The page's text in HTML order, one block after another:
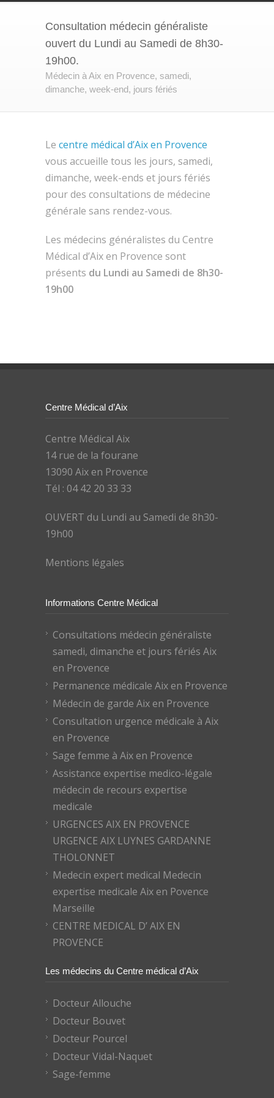
Consultation médecin généraliste
ouvert du Lundi au Samedi de 8h30-
19h00.
Médecin à Aix en Provence, samedi,
dimanche, week-end, jours fériés
Le centre médical d’Aix en Provence
vous accueille tous les jours, samedi,
dimanche, week-ends et jours fériés
pour des consultations de médecine
générale sans rendez-vous.
Les médecins généralistes du Centre
Médical d’Aix en Provence sont
présents du Lundi au Samedi de 8h30-
19h00
Centre Médical d’Aix
Centre Médical Aix
14 rue de la fourane
13090 Aix en Provence
Tél : 04 42 20 33 33
OUVERT du Lundi au Samedi de 8h30-
19h00
Mentions légales
Informations Centre Médical
Consultations médecin généraliste
samedi, dimanche et jours fériés Aix
en Provence
Permanence médicale Aix en Provence
Médecin de garde Aix en Provence
Consultation urgence médicale à Aix
en Provence
Sage femme à Aix en Provence
Assistance expertise medico-légale
médecin de recours expertise
medicale
URGENCES AIX EN PROVENCE
URGENCE AIX LUYNES GARDANNE
THOLONNET
Medecin expert medical Medecin
expertise medicale Aix en Povence
Marseille
CENTRE MEDICAL D’ AIX EN
PROVENCE
Les médecins du Centre médical d’Aix
Docteur Allouche
Docteur Bouvet
Docteur Pourcel
Docteur Vidal-Naquet
Sage-femme